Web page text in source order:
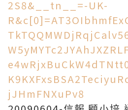
2S8&__tn__=-UK-
jJHmFNXuPv8